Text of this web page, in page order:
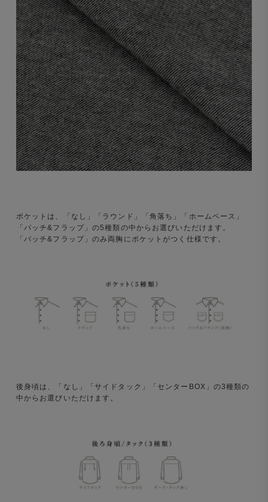
ポケットは、「なし」「ラウンド」「角落ち」「ホームベース」
「パッチ&フラップ」の5種類の中からお選びいただけます。
「パッチ&フラップ」のみ両胸にポケットがつく仕様です。
後身頃は、「なし」「サイドタック」「センターBOX」の3種類の
中からお選びいただけます。